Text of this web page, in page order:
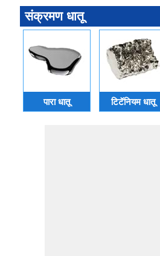
संक्रमण धातू
पारा धातू टिटॅनियम धातू